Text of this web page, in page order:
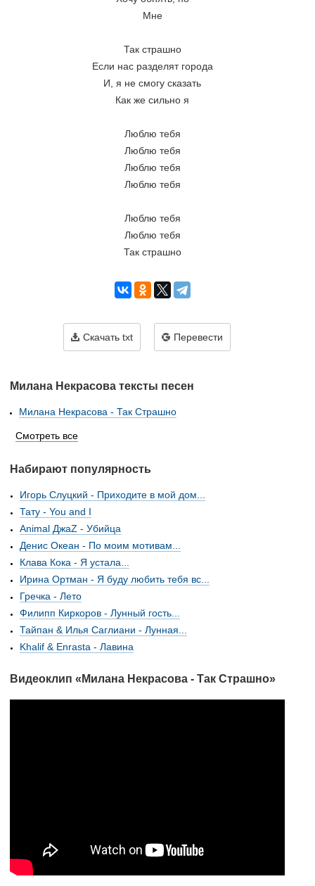
Мне
Так страшно
Если нас разделят города
И, я не смогу сказать
Как же сильно я
Люблю тебя
Люблю тебя
Люблю тебя
Люблю тебя
Люблю тебя
Люблю тебя
Так страшно
Скачать txt Перевести
Милана Некрасова тексты песен
Милана Некрасова - Так Страшно
Смотреть все
Набирают популярность
Игорь Слуцкий - Приходите в мой дом...
Тату - You and I
Animal ДжаZ - Убийца
Денис Океан - По моим мотивам...
Клава Кока - Я устала...
Ирина Ортман - Я буду любить тебя вс...
Гречка - Лето
Филипп Киркоров - Лунный гость...
Тайпан & Илья Саглиани - Лунная...
Khalif & Enrasta - Лавина
Видеоклип «Милана Некрасова - Так Страшно»